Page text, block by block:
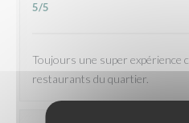
5/5
Toujours une super expérience
restaurants du quartier.